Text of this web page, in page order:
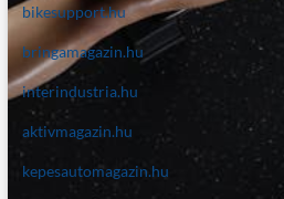
bikesupport.hu
bringamagazin.hu
interindustria.hu
aktivmagazin.hu
kepesautomagazin.hu